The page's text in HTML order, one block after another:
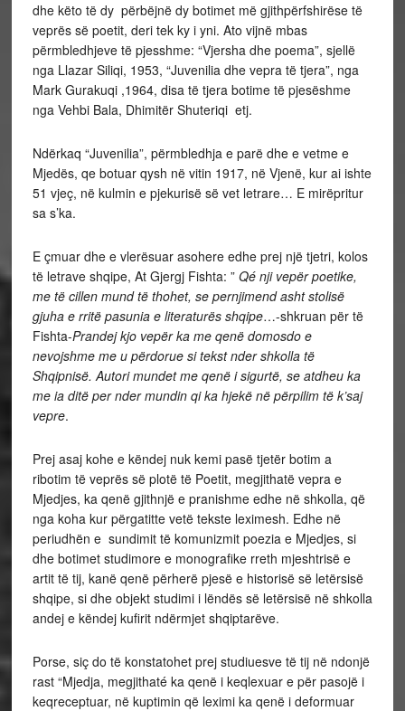
dhe këto të dy përbëjnë dy botimet më gjithpërfshirëse të
veprës së poetit, deri tek ky i yni. Ato vijnë mbas
përmbledhjeve të pjesshme: “Vjersha dhe poema”, sjellë
nga Llazar Siliqi, 1953, “Juvenilia dhe vepra të tjera”, nga
Mark Gurakuqi ,1964, disa të tjera botime të pjesëshme
nga Vehbi Bala, Dhimitër Shuteriqi etj.
Ndërkaq “Juvenilia”, përmbledhja e parë dhe e vetme e
Mjedës, qe botuar qysh në vitin 1917, në Vjenë, kur ai ishte
51 vjeç, në kulmin e pjekurisë së vet letrare… E mirëpritur
sa s’ka.
E çmuar dhe e vlerësuar asohere edhe prej një tjetri, kolos
të letrave shqipe, At Gjergj Fishta: ” Qé nji vepër poetike,
me të cillen mund të thohet, se pernjimend asht stolisë
gjuha e rritë pasunia e literaturës shqipe…-shkruan për të
Fishta-Prandej kjo vepër ka me qenë domosdo e
nevojshme me u përdorue si tekst nder shkolla të
Shqipnisë. Autori mundet me qenë i sigurtë, se atdheu ka
me ia ditë per nder mundin qi ka hjekë në përpilim të k’saj
vepre.
Prej asaj kohe e këndej nuk kemi pasë tjetër botim a
ribotim të veprës së plotë të Poetit, megjithatë vepra e
Mjedjes, ka qenë gjithnjë e pranishme edhe në shkolla, që
nga koha kur përgatitte vetë tekste leximesh. Edhe në
periudhën e sundimit të komunizmit poezia e Mjedjes, si
dhe botimet studimore e monografike rreth mjeshtrisë e
artit të tij, kanë qenë përherë pjesë e historisë së letërsisë
shqipe, si dhe objekt studimi i lëndës së letërsisë në shkolla
andej e këndej kufirit ndërmjet shqiptarëve.
Porse, siç do të konstatohet prej studiuesve të tij në ndonjë
rast “Mjedja, megjithaté ka qenë i keqlexuar e për pasojë i
keqreceptuar, në kuptimin që leximi ka qenë i deformuar